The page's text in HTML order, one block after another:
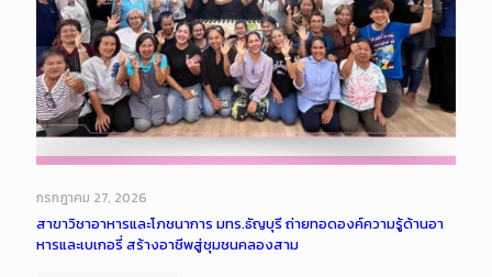
กรกฎาคม 27, 2026
สาขาวิชาอาหารและโภชนาการ มทร.ธัญบุรี ถ่ายทอดองค์ความรู้ด้านอา
หารและเบเกอรี่ สร้างอาชีพสู่ชุมชนคลองสาม